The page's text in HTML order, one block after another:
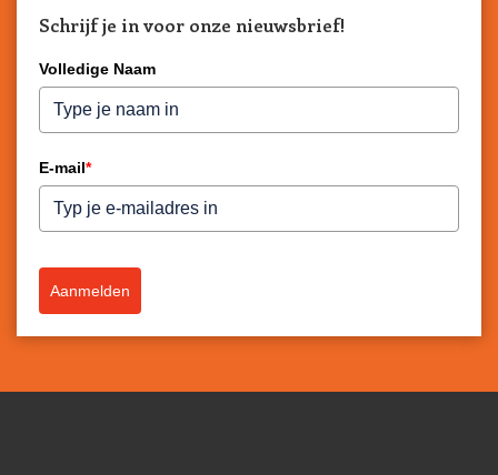
Schrijf je in voor onze nieuwsbrief!
Volledige Naam
E-mail*
Aanmelden